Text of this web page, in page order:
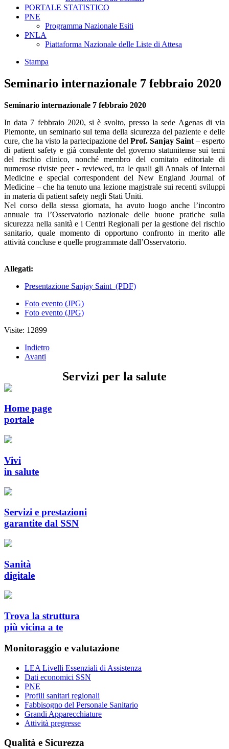
PORTALE STATISTICO
PNE
Programma Nazionale Esiti
PNLA
Piattaforma Nazionale delle Liste di Attesa
Stampa
Seminario internazionale 7 febbraio 2020
Seminario internazionale 7 febbraio 2020
In data 7 febbraio 2020, si è svolto, presso la sede Agenas di via
Piemonte, un seminario sul tema della sicurezza del paziente e delle
cure, che ha visto la partecipazione del Prof. Sanjay Saint – esperto
di patient safety e già consulente del governo statunitense sui temi
del rischio clinico, nonché membro del comitato editoriale di
numerose riviste peer - reviewed, tra le quali gli Annals of Internal
Medicine e special correspondent del New England Journal of
Medicine – che ha tenuto una lezione magistrale sui recenti sviluppi
in materia di patient safety negli Stati Uniti.
Nel corso della stessa giornata, ha avuto luogo anche l’incontro
annuale tra l’Osservatorio nazionale delle buone pratiche sulla
sicurezza nella sanità e i Centri Regionali per la gestione del rischio
sanitario, quale momento di opportuno confronto in merito alle
attività concluse e quelle programmate dall’Osservatorio.
Allegati:
Presentazione Sanjay Saint (PDF)
Foto evento (JPG)
Foto evento (JPG)
Visite: 12899
Indietro
Avanti
Servizi per la salute
Home page
portale
Vivi
in salute
Servizi e prestazioni
garantite dal SSN
Sanità
digitale
Trova la struttura
più vicina a te
Monitoraggio e valutazione
LEA Livelli Essenziali di Assistenza
Dati economici SSN
PNE
Profili sanitari regionali
Fabbisogno del Personale Sanitario
Grandi Apparecchiature
Attività pregresse
Qualità e Sicurezza